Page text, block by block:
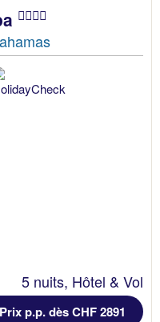
5 nuits, Hôtel & Vol
Prix p.p. dès CHF 2891